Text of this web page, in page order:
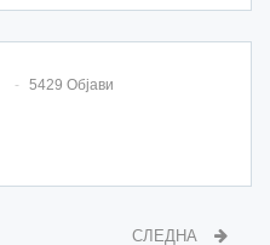
5429 Објави
СЛЕДНА